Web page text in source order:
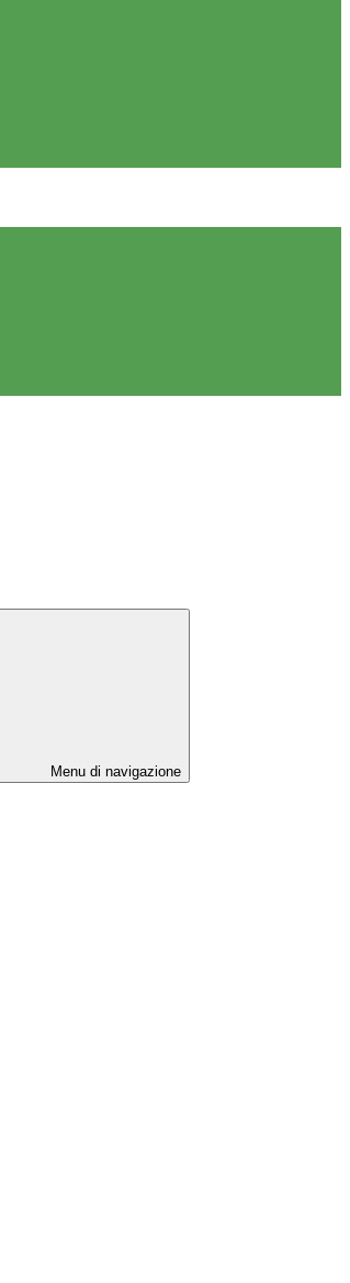
Menu di navigazione